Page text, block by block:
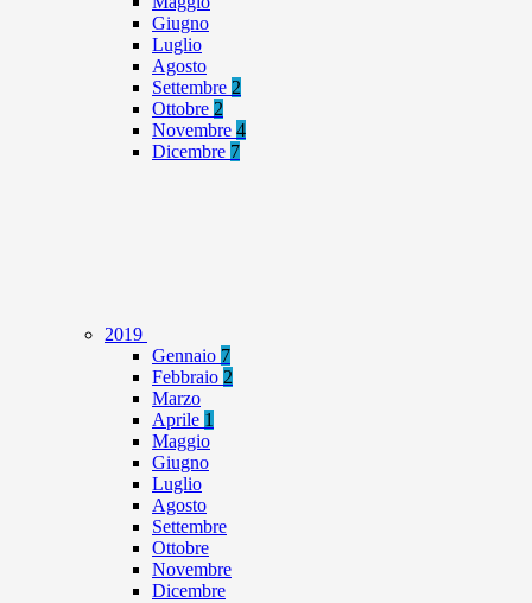
Giugno
Luglio
Agosto
Settembre 2
Ottobre 2
Novembre 4
Dicembre 7
2019
Gennaio 7
Febbraio 2
Marzo
Aprile 1
Maggio
Giugno
Luglio
Agosto
Settembre
Ottobre
Novembre
Dicembre